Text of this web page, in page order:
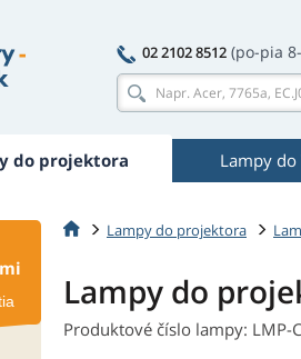
02 2102 8512 (po-pia
do projektora Lampy do
Lampy do projektora
Lampy do
Produktové číslo lampy: LMP-